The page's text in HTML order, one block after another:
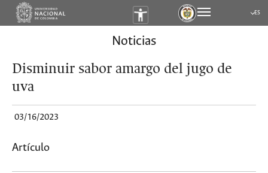
ES
Noticias
Disminuir sabor amargo del jugo de
uva
03/16/2023
Artículo